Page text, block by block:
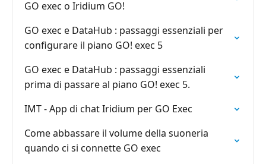
GO exec o Iridium GO!
GO exec e DataHub : passaggi essenziali per
configurare il piano GO! exec 5
GO exec e DataHub : passaggi essenziali
prima di passare al piano GO! exec 5.
IMT - App di chat Iridium per GO Exec
Come abbassare il volume della suoneria
quando ci si connette GO exec